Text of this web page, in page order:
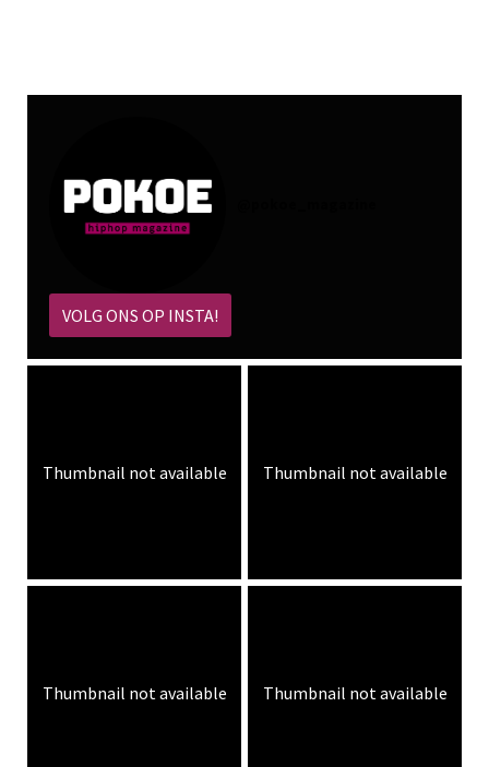
VOLG ONS OP INSTA!
Thumbnail not available Thumbnail not available
Thumbnail not available Thumbnail not available